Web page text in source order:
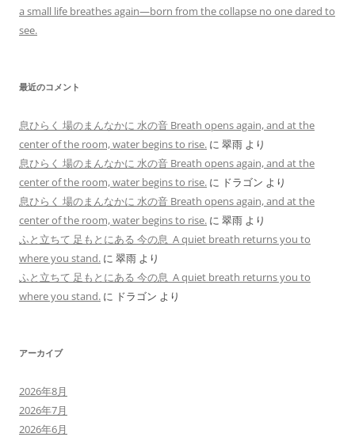
a small life breathes again—born from the collapse no one dared to
see.
最近のコメント
息ひらく 場のまんなかに 水の音 Breath opens again, and at the
center of the room, water begins to rise. に 翠雨 より
息ひらく 場のまんなかに 水の音 Breath opens again, and at the
center of the room, water begins to rise. に ドラゴン より
息ひらく 場のまんなかに 水の音 Breath opens again, and at the
center of the room, water begins to rise. に 翠雨 より
ふと立ちて 足もとにある 今の息 A quiet breath returns you to
where you stand. に 翠雨 より
ふと立ちて 足もとにある 今の息 A quiet breath returns you to
where you stand. に ドラゴン より
アーカイブ
2026年8月
2026年7月
2026年6月